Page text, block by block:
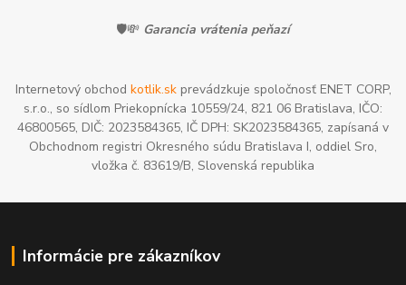
🛡️💸 Garancia vrátenia peňazí
Internetový obchod kotlik.skprevádzkuje spoločnosť ENET CORP,
s.r.o., so sídlom Priekopnícka 10559/24, 821 06 Bratislava, IČO:
46800565, DIČ: 2023584365, IČ DPH: SK2023584365, zapísaná v
Obchodnom registri Okresného súdu Bratislava I, oddiel Sro,
vložka č. 83619/B, Slovenská republika
Informácie pre zákazníkov